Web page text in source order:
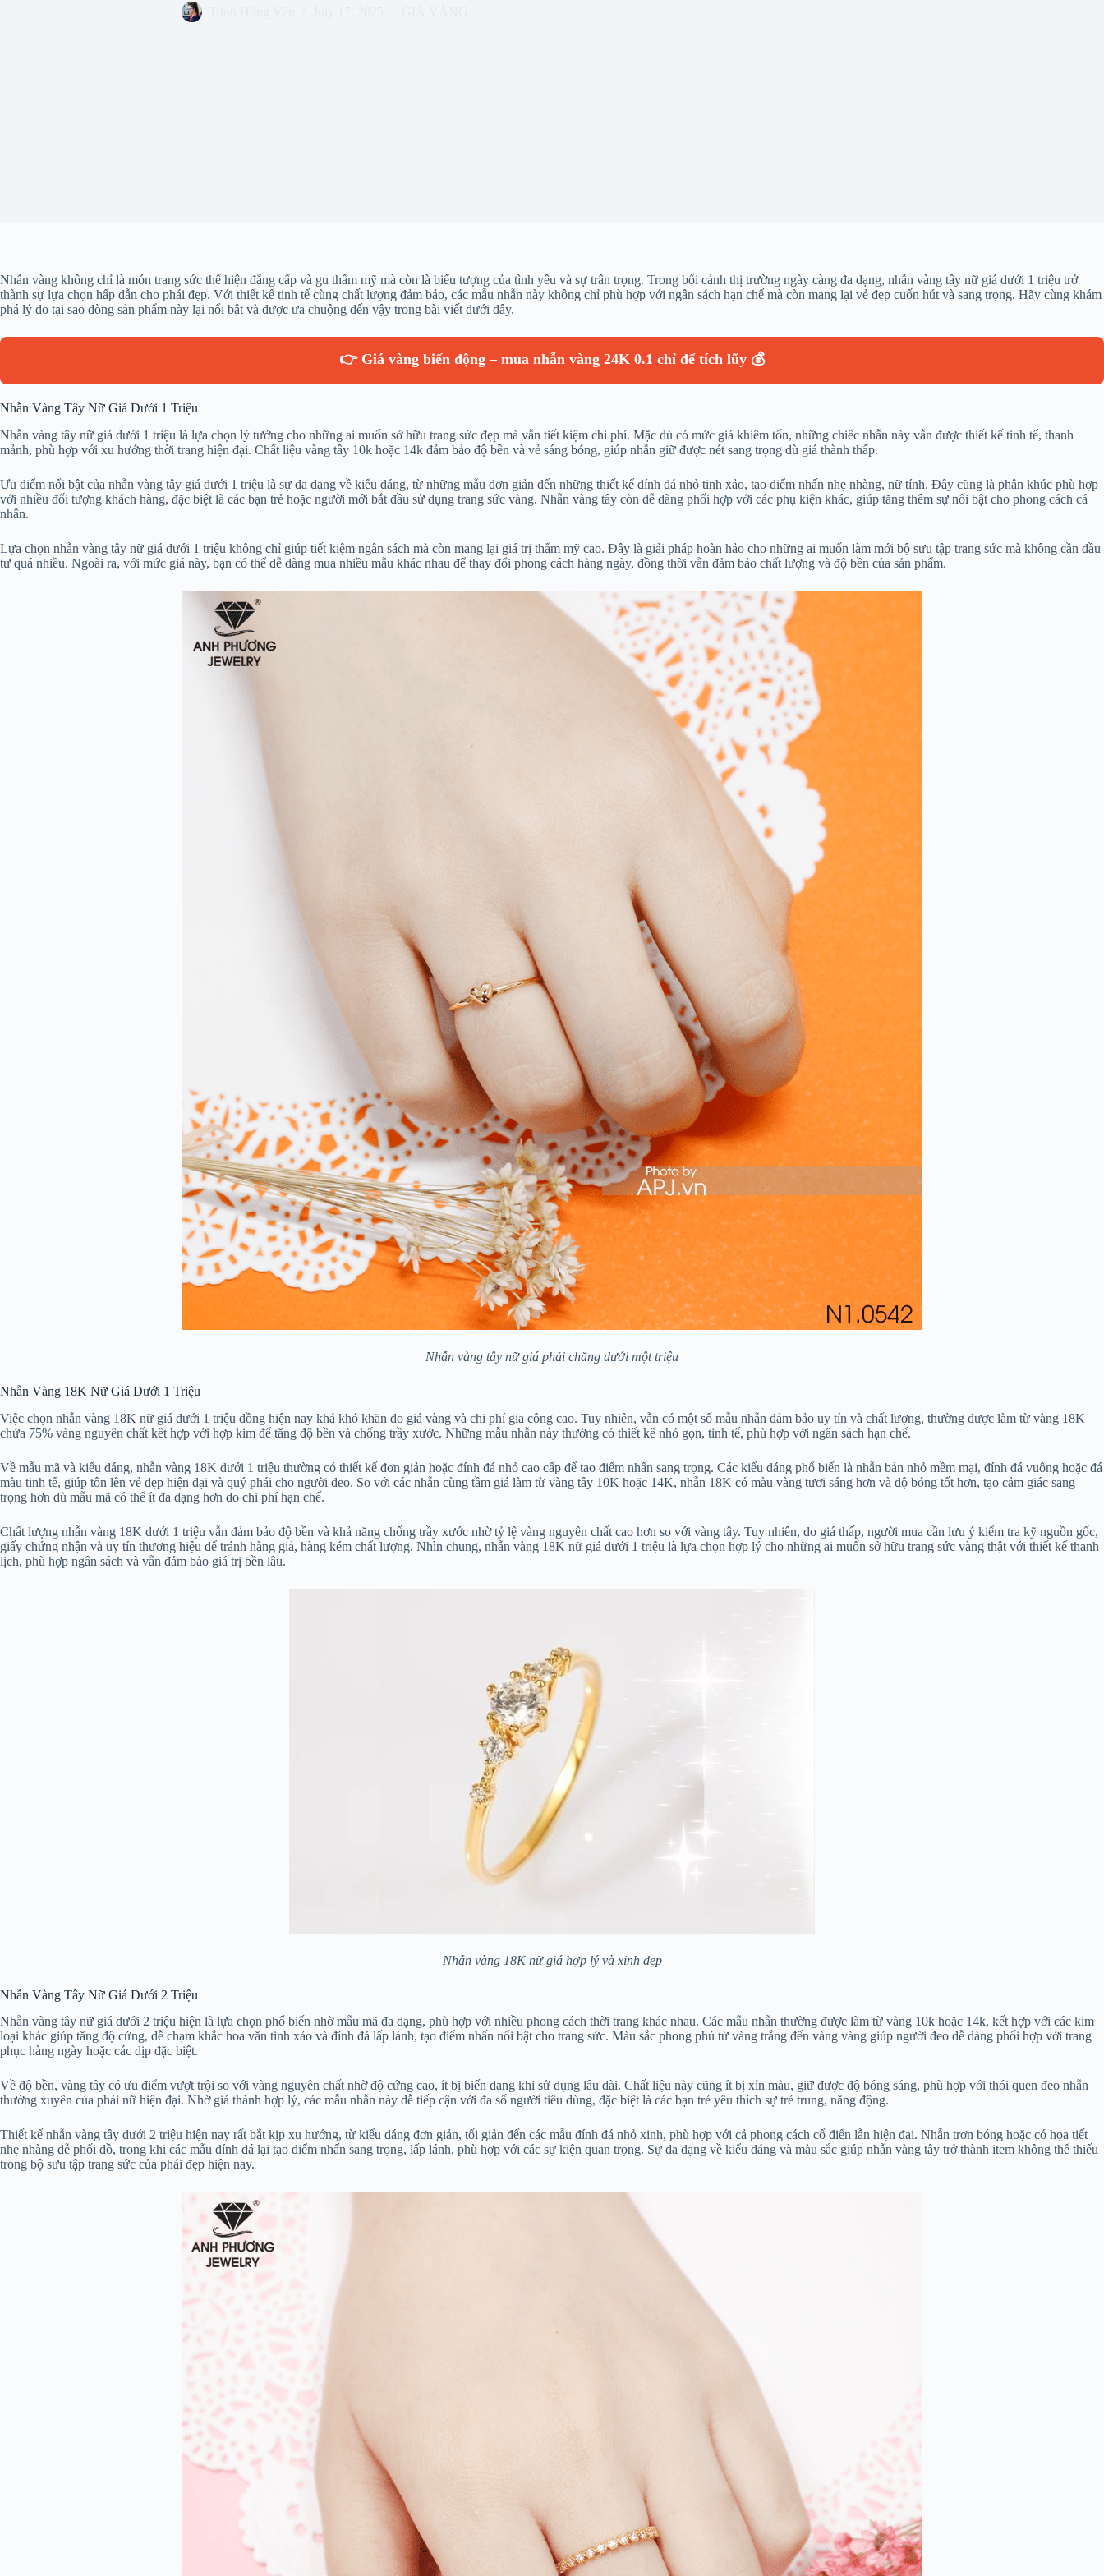
Nhẫn vàng không chỉ là món trang sức thể hiện đẳng cấp và gu thẩm mỹ mà còn là biểu tượng của tình yêu và sự trân trọng. Trong bối cảnh thị trường ngày càng đa dạng, nhẫn vàng tây nữ giá dưới 1 triệu trở
thành sự lựa chọn hấp dẫn cho phái đẹp. Với thiết kế tinh tế cùng chất lượng đảm bảo, các mẫu nhẫn này không chỉ phù hợp với ngân sách hạn chế mà còn mang lại vẻ đẹp cuốn hút và sang trọng. Hãy cùng khám
phá lý do tại sao dòng sản phẩm này lại nổi bật và được ưa chuộng đến vậy trong bài viết dưới đây.
👉 Giá vàng biến động – mua nhẫn vàng 24K 0.1 chỉ để tích lũy 💰
Nhẫn Vàng Tây Nữ Giá Dưới 1 Triệu
Nhẫn vàng tây nữ giá dưới 1 triệu là lựa chọn lý tưởng cho những ai muốn sở hữu trang sức đẹp mà vẫn tiết kiệm chi phí. Mặc dù có mức giá khiêm tốn, những chiếc nhẫn này vẫn được thiết kế tinh tế, thanh
mảnh, phù hợp với xu hướng thời trang hiện đại. Chất liệu vàng tây 10k hoặc 14k đảm bảo độ bền và vẻ sáng bóng, giúp nhẫn giữ được nét sang trọng dù giá thành thấp.
Ưu điểm nổi bật của nhẫn vàng tây giá dưới 1 triệu là sự đa dạng về kiểu dáng, từ những mẫu đơn giản đến những thiết kế đính đá nhỏ tinh xảo, tạo điểm nhấn nhẹ nhàng, nữ tính. Đây cũng là phân khúc phù hợp
với nhiều đối tượng khách hàng, đặc biệt là các bạn trẻ hoặc người mới bắt đầu sử dụng trang sức vàng. Nhẫn vàng tây còn dễ dàng phối hợp với các phụ kiện khác, giúp tăng thêm sự nổi bật cho phong cách cá
nhân.
Lựa chọn nhẫn vàng tây nữ giá dưới 1 triệu không chỉ giúp tiết kiệm ngân sách mà còn mang lại giá trị thẩm mỹ cao. Đây là giải pháp hoàn hảo cho những ai muốn làm mới bộ sưu tập trang sức mà không cần đầu
tư quá nhiều. Ngoài ra, với mức giá này, bạn có thể dễ dàng mua nhiều mẫu khác nhau để thay đổi phong cách hàng ngày, đồng thời vẫn đảm bảo chất lượng và độ bền của sản phẩm.
Nhẫn vàng tây nữ giá phải chăng dưới một triệu
Nhẫn Vàng 18K Nữ Giá Dưới 1 Triệu
Việc chọn nhẫn vàng 18K nữ giá dưới 1 triệu đồng hiện nay khá khó khăn do giá vàng và chi phí gia công cao. Tuy nhiên, vẫn có một số mẫu nhẫn đảm bảo uy tín và chất lượng, thường được làm từ vàng 18K
chứa 75% vàng nguyên chất kết hợp với hợp kim để tăng độ bền và chống trầy xước. Những mẫu nhẫn này thường có thiết kế nhỏ gọn, tinh tế, phù hợp với ngân sách hạn chế.
Về mẫu mã và kiểu dáng, nhẫn vàng 18K dưới 1 triệu thường có thiết kế đơn giản hoặc đính đá nhỏ cao cấp để tạo điểm nhấn sang trọng. Các kiểu dáng phổ biến là nhẫn bản nhỏ mềm mại, đính đá vuông hoặc đá
màu tinh tế, giúp tôn lên vẻ đẹp hiện đại và quý phái cho người đeo. So với các nhẫn cùng tầm giá làm từ vàng tây 10K hoặc 14K, nhẫn 18K có màu vàng tươi sáng hơn và độ bóng tốt hơn, tạo cảm giác sang
trọng hơn dù mẫu mã có thể ít đa dạng hơn do chi phí hạn chế.
Chất lượng nhẫn vàng 18K dưới 1 triệu vẫn đảm bảo độ bền và khả năng chống trầy xước nhờ tỷ lệ vàng nguyên chất cao hơn so với vàng tây. Tuy nhiên, do giá thấp, người mua cần lưu ý kiểm tra kỹ nguồn gốc,
giấy chứng nhận và uy tín thương hiệu để tránh hàng giả, hàng kém chất lượng. Nhìn chung, nhẫn vàng 18K nữ giá dưới 1 triệu là lựa chọn hợp lý cho những ai muốn sở hữu trang sức vàng thật với thiết kế thanh
lịch, phù hợp ngân sách và vẫn đảm bảo giá trị bền lâu.
Nhẫn vàng 18K nữ giá hợp lý và xinh đẹp
Nhẫn Vàng Tây Nữ Giá Dưới 2 Triệu
Nhẫn vàng tây nữ giá dưới 2 triệu hiện là lựa chọn phổ biến nhờ mẫu mã đa dạng, phù hợp với nhiều phong cách thời trang khác nhau. Các mẫu nhẫn thường được làm từ vàng 10k hoặc 14k, kết hợp với các kim
loại khác giúp tăng độ cứng, dễ chạm khắc hoa văn tinh xảo và đính đá lấp lánh, tạo điểm nhấn nổi bật cho trang sức. Màu sắc phong phú từ vàng trắng đến vàng vàng giúp người đeo dễ dàng phối hợp với trang
phục hàng ngày hoặc các dịp đặc biệt.
Về độ bền, vàng tây có ưu điểm vượt trội so với vàng nguyên chất nhờ độ cứng cao, ít bị biến dạng khi sử dụng lâu dài. Chất liệu này cũng ít bị xỉn màu, giữ được độ bóng sáng, phù hợp với thói quen đeo nhẫn
thường xuyên của phái nữ hiện đại. Nhờ giá thành hợp lý, các mẫu nhẫn này dễ tiếp cận với đa số người tiêu dùng, đặc biệt là các bạn trẻ yêu thích sự trẻ trung, năng động.
Thiết kế nhẫn vàng tây dưới 2 triệu hiện nay rất bắt kịp xu hướng, từ kiểu dáng đơn giản, tối giản đến các mẫu đính đá nhỏ xinh, phù hợp với cả phong cách cổ điển lẫn hiện đại. Nhẫn trơn bóng hoặc có họa tiết
nhẹ nhàng dễ phối đồ, trong khi các mẫu đính đá lại tạo điểm nhấn sang trọng, lấp lánh, phù hợp với các sự kiện quan trọng. Sự đa dạng về kiểu dáng và màu sắc giúp nhẫn vàng tây trở thành item không thể thiếu
trong bộ sưu tập trang sức của phái đẹp hiện nay.